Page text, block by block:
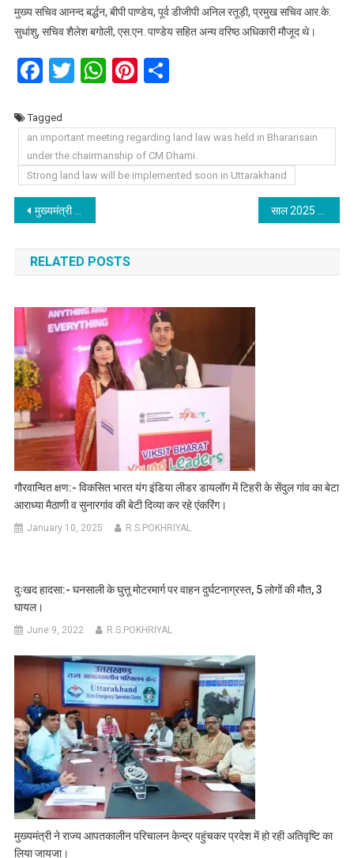
मुख्य सचिव आनन्द बर्द्धन, बीपी पाण्डेय, पूर्व डीजीपी अनिल रतूड़ी, प्रमुख सचिव आर.के.
सुधांशु, सचिव शैलेश बगोली, एस.एन. पाण्डेय सहित अन्य वरिष्ठ अधिकारी मौजूद थे।
Facebook
Twitter
WhatsApp
Pinterest
Share
Tagged
an important meeting regarding land law was held in Bhararisain
under the chairmanship of CM Dhami.
Strong land law will be implemented soon in Uttarakhand
Post
navigation
मुख्यमंत्री पुष्कर सिंह धामी ने किए बद्री विशाल के दर्शन, बद्री नारायण की पूजा अर्चना कर देश प्रदेश की सुख समृद्धि कामना की। साल 2025 तक डेढ़ लाख महिलाएं बनेगी लखपति दीदी: मुख्यमंत्री
RELATED POSTS
गौरवान्वित क्षण:- विकसित भारत यंग इंडिया लीडर डायलॉग में टिहरी के सेंदुल गांव का बेटा
आराध्या मैठाणी व सुनारगांव की बेटी दिव्या कर रहे एंकरिंग।
January 10, 2025 R.S.POKHRIYAL
दुःखद हादसा:- घनसाली के घुत्तू मोटरमार्ग पर वाहन दुर्घटनाग्रस्त, 5 लोगों की मौत, 3
घायल।
June 9, 2022 R.S.POKHRIYAL
मुख्यमंत्री ने राज्य आपतकालीन परिचालन केन्द्र पहुंचकर प्रदेश में हो रही अतिवृष्टि का
लिया जायजा।